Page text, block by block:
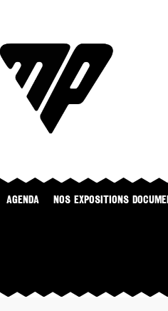
Agenda NOS EXPOSITIONS